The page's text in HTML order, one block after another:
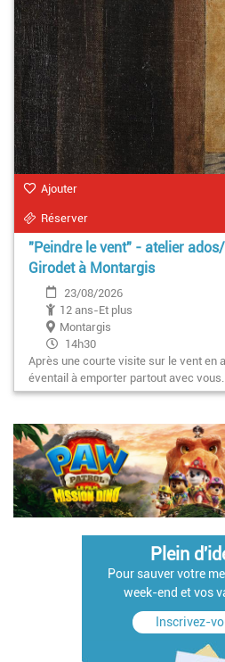
Ajouter
Réserver
"Peindre le vent" - atelier
Girodet à Montargis
23/08/2026
12 ans-Et plus
Montargis
14h30
Après une courte visite sur le vent en
éventail à emporter partout avec vous.
Plein
Pour sauver votre
week-end et vos
Inscrivez-